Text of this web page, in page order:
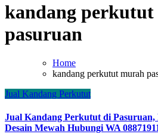
kandang
pasuruan
Home
kandang perkutut murah
Jual Kandang Perkutut
Jual Kandang Perkutut di
Desain Mewah Hubungi WA